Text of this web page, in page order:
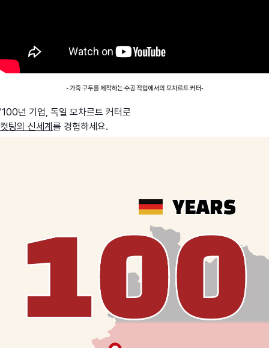
'100년 기업, 독일 모차르트 커터로
컷팅의 신세계를 경험하세요.